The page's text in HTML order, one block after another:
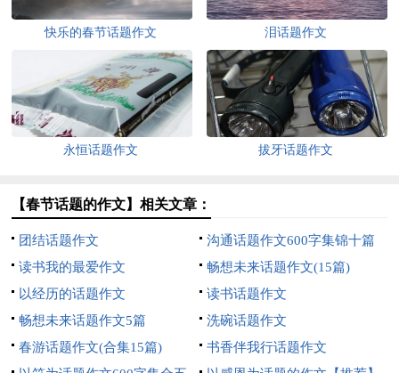
快乐的春节话题作文 泪话题作文
永恒话题作文 拔牙话题作文
【春节话题的作文】相关文章：
团结话题作文
沟通话题作文600字集锦十篇
读书我的最爱作文
畅想未来话题作文(15篇)
以经历的话题作文
读书话题作文
畅想未来话题作文5篇
洗碗话题作文
春游话题作文(合集15篇)
书香伴我行话题作文